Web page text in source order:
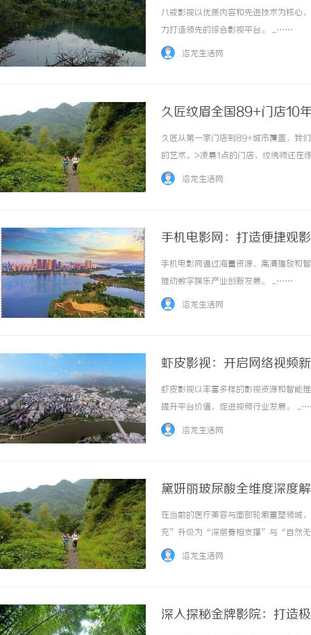
八戒影视以优质内容和先进技术为核心
力打造领先的综合影视平台。 ...……
洛龙生活网
久匠纹眉全国89+门店10
匠预约咨询电话
久匠从第一家门店到89+城市覆盖，我
的艺术。>凌晨1点的门店，纹绣师还在
美学风格设计I色彩风格I光与影的应用I
洛龙生活网
手机电影网：打造便捷观
手机电影网通过海量资源、高清播放和
推动数字娱乐产业创新发展。 ...……
洛龙生活网
虾皮影视：开启网络视频
虾皮影视以丰富多样的影视资源和智能
提升平台价值，促进视频行业发展。
洛龙生活网
黛妍丽玻尿酸全维度深度
在当前的医疗美容与面部轮廓重塑领域
充”升级为“深层骨相支撑”与“自然无
美者关注的JUVENAR黛妍丽究竟表现
洛龙生活网
深入探秘金牌影院：打造